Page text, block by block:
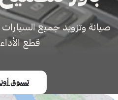
صيانة وتزويد جميع السيارات
قطع
تسوق